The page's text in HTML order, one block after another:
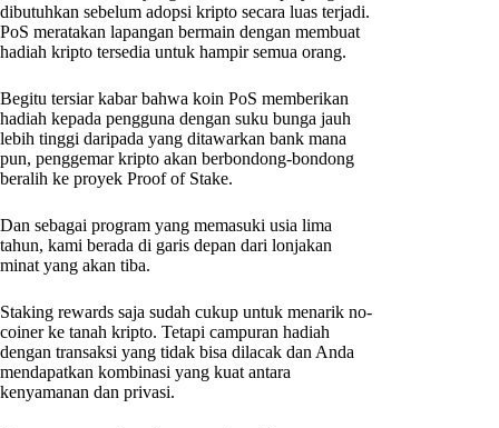
dibutuhkan sebelum adopsi kripto secara luas terjadi.
PoS meratakan lapangan bermain dengan membuat
hadiah kripto tersedia untuk hampir semua orang.
Begitu tersiar kabar bahwa koin PoS memberikan
hadiah kepada pengguna dengan suku bunga jauh
lebih tinggi daripada yang ditawarkan bank mana
pun, penggemar kripto akan berbondong-bondong
beralih ke proyek Proof of Stake.
Dan sebagai program yang memasuki usia lima
tahun, kami berada di garis depan dari lonjakan
minat yang akan tiba.
Staking rewards saja sudah cukup untuk menarik no-
coiner ke tanah kripto. Tetapi campuran hadiah
dengan transaksi yang tidak bisa dilacak dan Anda
mendapatkan kombinasi yang kuat antara
kenyamanan dan privasi.